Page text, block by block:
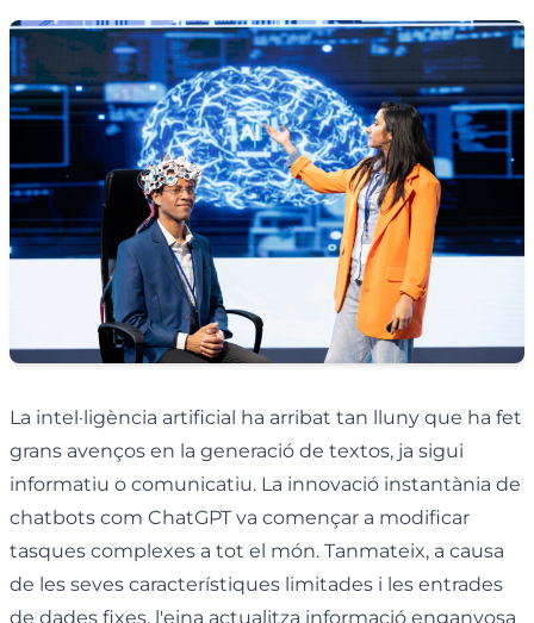
La intel·ligència artificial ha arribat tan lluny que ha fet
grans avenços en la generació de textos, ja sigui
informatiu o comunicatiu. La innovació instantània de
chatbots com ChatGPT va començar a modificar
tasques complexes a tot el món. Tanmateix, a causa
de les seves característiques limitades i les entrades
de dades fixes, l'eina actualitza informació enganyosa